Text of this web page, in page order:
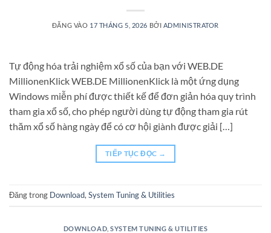
ĐĂNG VÀO 17 THÁNG 5, 2026 BỞI ADMINISTRATOR
Tự động hóa trải nghiệm xổ số của bạn với WEB.DE
MillionenKlick WEB.DE MillionenKlick là một ứng dụng
Windows miễn phí được thiết kế để đơn giản hóa quy trình
tham gia xổ số, cho phép người dùng tự động tham gia rút
thăm xổ số hàng ngày để có cơ hội giành được giải […]
TIẾP TỤC ĐỌC →
Đăng trong Download,System Tuning & Utilities
DOWNLOAD ,SYSTEM TUNING & UTILITIES